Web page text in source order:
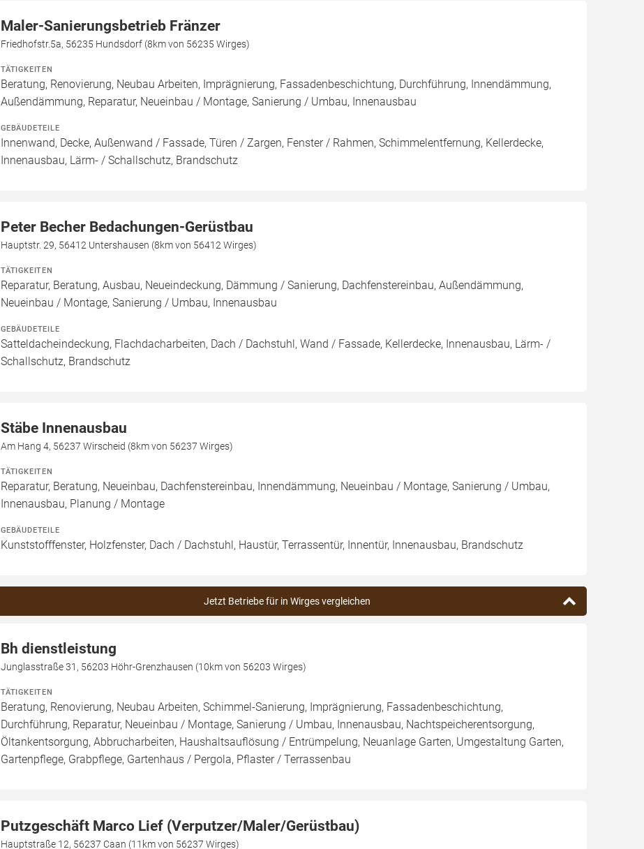
Maler-Sanierungsbetrieb Fränzer
Friedhofstr.5a, 56235 Hundsdorf (8km von 56235 Wirges)
TÄTIGKEITEN
Beratung, Renovierung, Neubau Arbeiten, Imprägnierung, Fassadenbeschichtung, Durchführung, Innendämmung,
Außendämmung, Reparatur, Neueinbau / Montage, Sanierung / Umbau, Innenausbau
GEBÄUDETEILE
Innenwand, Decke, Außenwand / Fassade, Türen / Zargen, Fenster / Rahmen, Schimmelentfernung, Kellerdecke,
Innenausbau, Lärm- / Schallschutz, Brandschutz
Peter Becher Bedachungen-Gerüstbau
Hauptstr. 29, 56412 Untershausen (8km von 56412 Wirges)
TÄTIGKEITEN
Reparatur, Beratung, Ausbau, Neueindeckung, Dämmung / Sanierung, Dachfenstereinbau, Außendämmung,
Neueinbau / Montage, Sanierung / Umbau, Innenausbau
GEBÄUDETEILE
Satteldacheindeckung, Flachdacharbeiten, Dach / Dachstuhl, Wand / Fassade, Kellerdecke, Innenausbau, Lärm- /
Schallschutz, Brandschutz
Stäbe Innenausbau
Am Hang 4, 56237 Wirscheid (8km von 56237 Wirges)
TÄTIGKEITEN
Reparatur, Beratung, Neueinbau, Dachfenstereinbau, Innendämmung, Neueinbau / Montage, Sanierung / Umbau,
Innenausbau, Planung / Montage
GEBÄUDETEILE
Kunststofffenster, Holzfenster, Dach / Dachstuhl, Haustür, Terrassentür, Innentür, Innenausbau, Brandschutz
Jetzt Betriebe für in Wirges vergleichen
Bh dienstleistung
Junglasstraße 31, 56203 Höhr-Grenzhausen (10km von 56203 Wirges)
TÄTIGKEITEN
Beratung, Renovierung, Neubau Arbeiten, Schimmel-Sanierung, Imprägnierung, Fassadenbeschichtung,
Durchführung, Reparatur, Neueinbau / Montage, Sanierung / Umbau, Innenausbau, Nachtspeicherentsorgung,
Öltankentsorgung, Abbrucharbeiten, Haushaltsauflösung / Entrümpelung, Neuanlage Garten, Umgestaltung Garten,
Gartenpflege, Grabpflege, Gartenhaus / Pergola, Pflaster / Terrassenbau
Putzgeschäft Marco Lief (Verputzer/Maler/Gerüstbau)
Hauptstraße 12, 56237 Caan (11km von 56237 Wirges)